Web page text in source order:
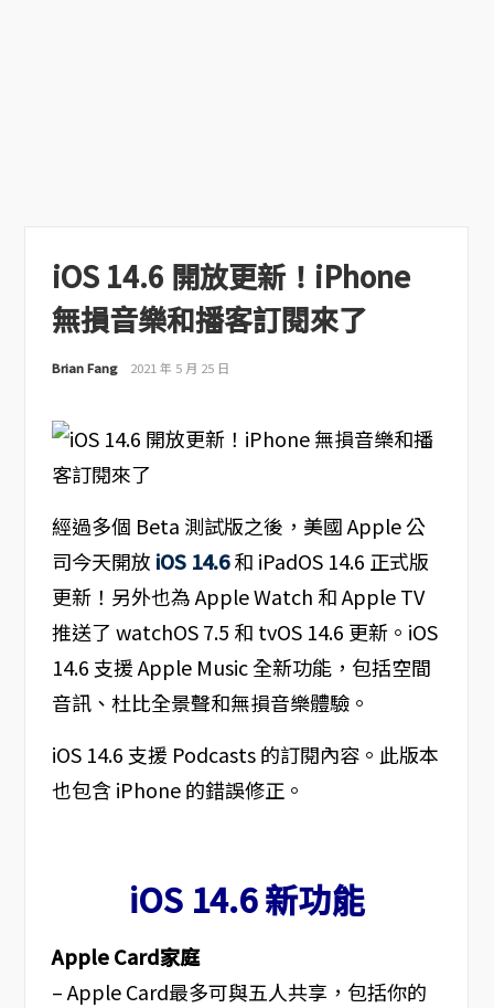
iOS 14.6 開放更新！iPhone
無損音樂和播客訂閱來了
Brian Fang 2021 年 5 月 25 日
經過多個 Beta 測試版之後，美國 Apple 公
司今天開放 iOS 14.6和 iPadOS 14.6 正式版
更新！另外也為 Apple Watch 和 Apple TV
推送了 watchOS 7.5 和 tvOS 14.6 更新。iOS
14.6 支援 Apple Music 全新功能，包括空間
音訊、杜比全景聲和無損音樂體驗。
iOS 14.6 支援 Podcasts 的訂閱內容。此版本
也包含 iPhone 的錯誤修正。
iOS 14.6 新功能
Apple Card家庭
– Apple Card最多可與五人共享，包括你的